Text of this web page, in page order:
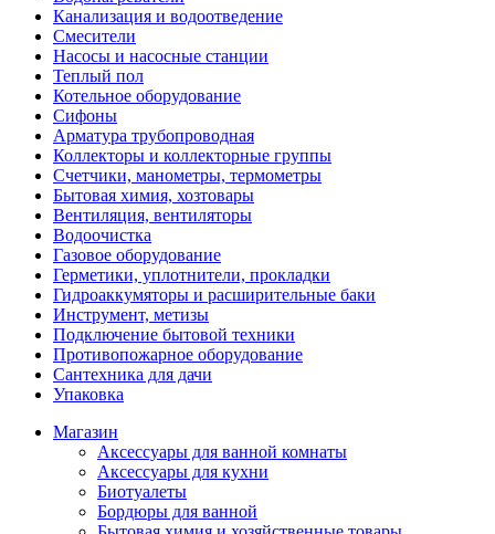
Канализация и водоотведение
Смесители
Насосы и насосные станции
Теплый пол
Котельное оборудование
Сифоны
Арматура трубопроводная
Коллекторы и коллекторные группы
Счетчики, манометры, термометры
Бытовая химия, хозтовары
Вентиляция, вентиляторы
Водоочистка
Газовое оборудование
Герметики, уплотнители, прокладки
Гидроаккумяторы и расширительные баки
Инструмент, метизы
Подключение бытовой техники
Противопожарное оборудование
Сантехника для дачи
Упаковка
Магазин
Аксессуары для ванной комнаты
Аксессуары для кухни
Биотуалеты
Бордюры для ванной